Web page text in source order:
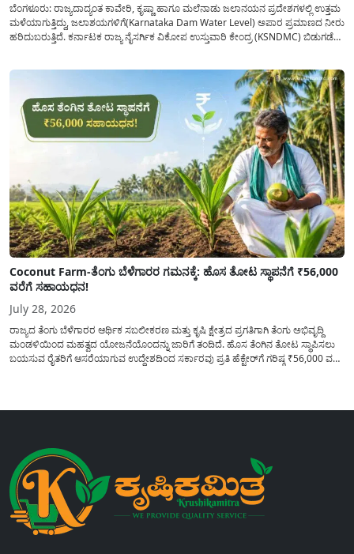
ಬೆಂಗಳೂರು: ರಾಜ್ಯದಾದ್ಯಂತ ಕಾವೇರಿ, ಕೃಷ್ಣಾ ಹಾಗೂ ಮಲೆನಾಡು ಜಲಾನಯನ ಪ್ರದೇಶಗಳಲ್ಲಿ ಉತ್ತಮ
ಮಳೆಯಾಗುತ್ತಿದ್ದು, ಜಲಾಶಯಗಳಿಗೆ(Karnataka Dam Water Level) ಅಪಾರ ಪ್ರಮಾಣದ ನೀರು
ಹರಿದುಬರುತ್ತಿದೆ. ಕರ್ನಾಟಕ ರಾಜ್ಯ ನೈಸರ್ಗಿಕ ವಿಕೋಪ ಉಸ್ತುವಾರಿ ಕೇಂದ್ರ (KSNDMC) ಬಿಡುಗಡೆ
Coconut Farm-ತೆಂಗು ಬೆಳೆಗಾರರ ಗಮನಕ್ಕೆ: ಹೊಸ ತೋಟ ಸ್ಥಾಪನೆಗೆ ₹56,000
ವರೆಗೆ ಸಹಾಯಧನ!
July 28, 2026
ರಾಜ್ಯದ ತೆಂಗು ಬೆಳೆಗಾರರ ಆರ್ಥಿಕ ಸಬಲೀಕರಣ ಮತ್ತು ಕೃಷಿ ಕ್ಷೇತ್ರದ ಪ್ರಗತಿಗಾಗಿ ತೆಂಗು ಅಭಿವೃದ್ದಿ
ಮಂಡಳಿಯಿಂದ ಮಹತ್ವದ ಯೋಜನೆಯೊಂದನ್ನು ಜಾರಿಗೆ ತಂದಿದೆ. ಹೊಸ ತೆಂಗಿನ ತೋಟ ಸ್ಥಾಪಿಸಲು
ಬಯಸುವ ರೈತರಿಗೆ ಆಸರೆಯಾಗುವ ಉದ್ದೇಶದಿಂದ ಸರ್ಕಾರವು ಪ್ರತಿ ಹೆಕ್ಟೇರ್‌ಗೆ ಗರಿಷ್ಠ ₹56,000 ವರೆಗೆ